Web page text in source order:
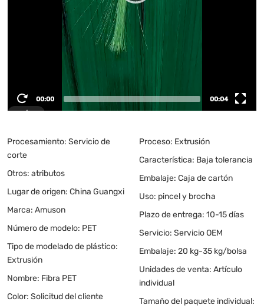
Procesamiento: Servicio de
corte
Otros: atributos
Lugar de origen: China Guangxi
Marca: Amuson
Número de modelo: PET
Tipo de modelado de plástico:
Extrusión
Nombre: Fibra PET
Color: Solicitud del cliente
Proceso: Extrusión
Característica: Baja tolerancia
Embalaje: Caja de cartón
Uso: pincel y brocha
Plazo de entrega: 10-15 días
Servicio: Servicio OEM
Embalaje: 20 kg-35 kg/bolsa
Unidades de venta: Artículo
individual
Tamaño del paquete individual:
00:00 00:04
1/6